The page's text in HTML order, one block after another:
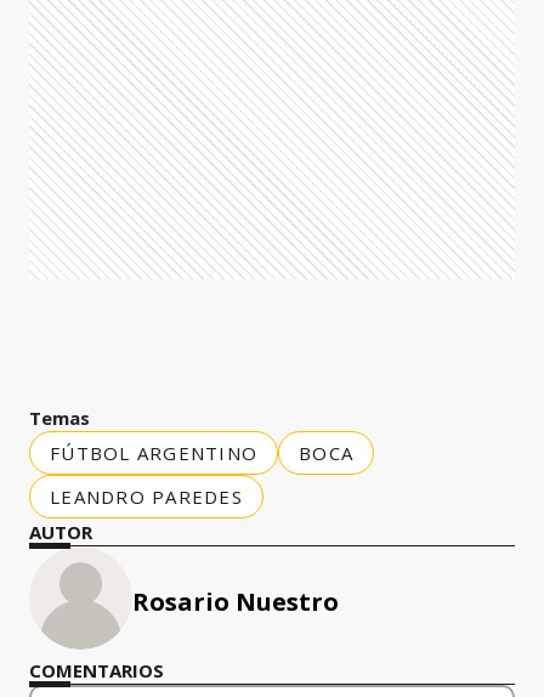
Temas
FÚTBOL ARGENTINO
BOCA
LEANDRO PAREDES
AUTOR
Rosario Nuestro
COMENTARIOS